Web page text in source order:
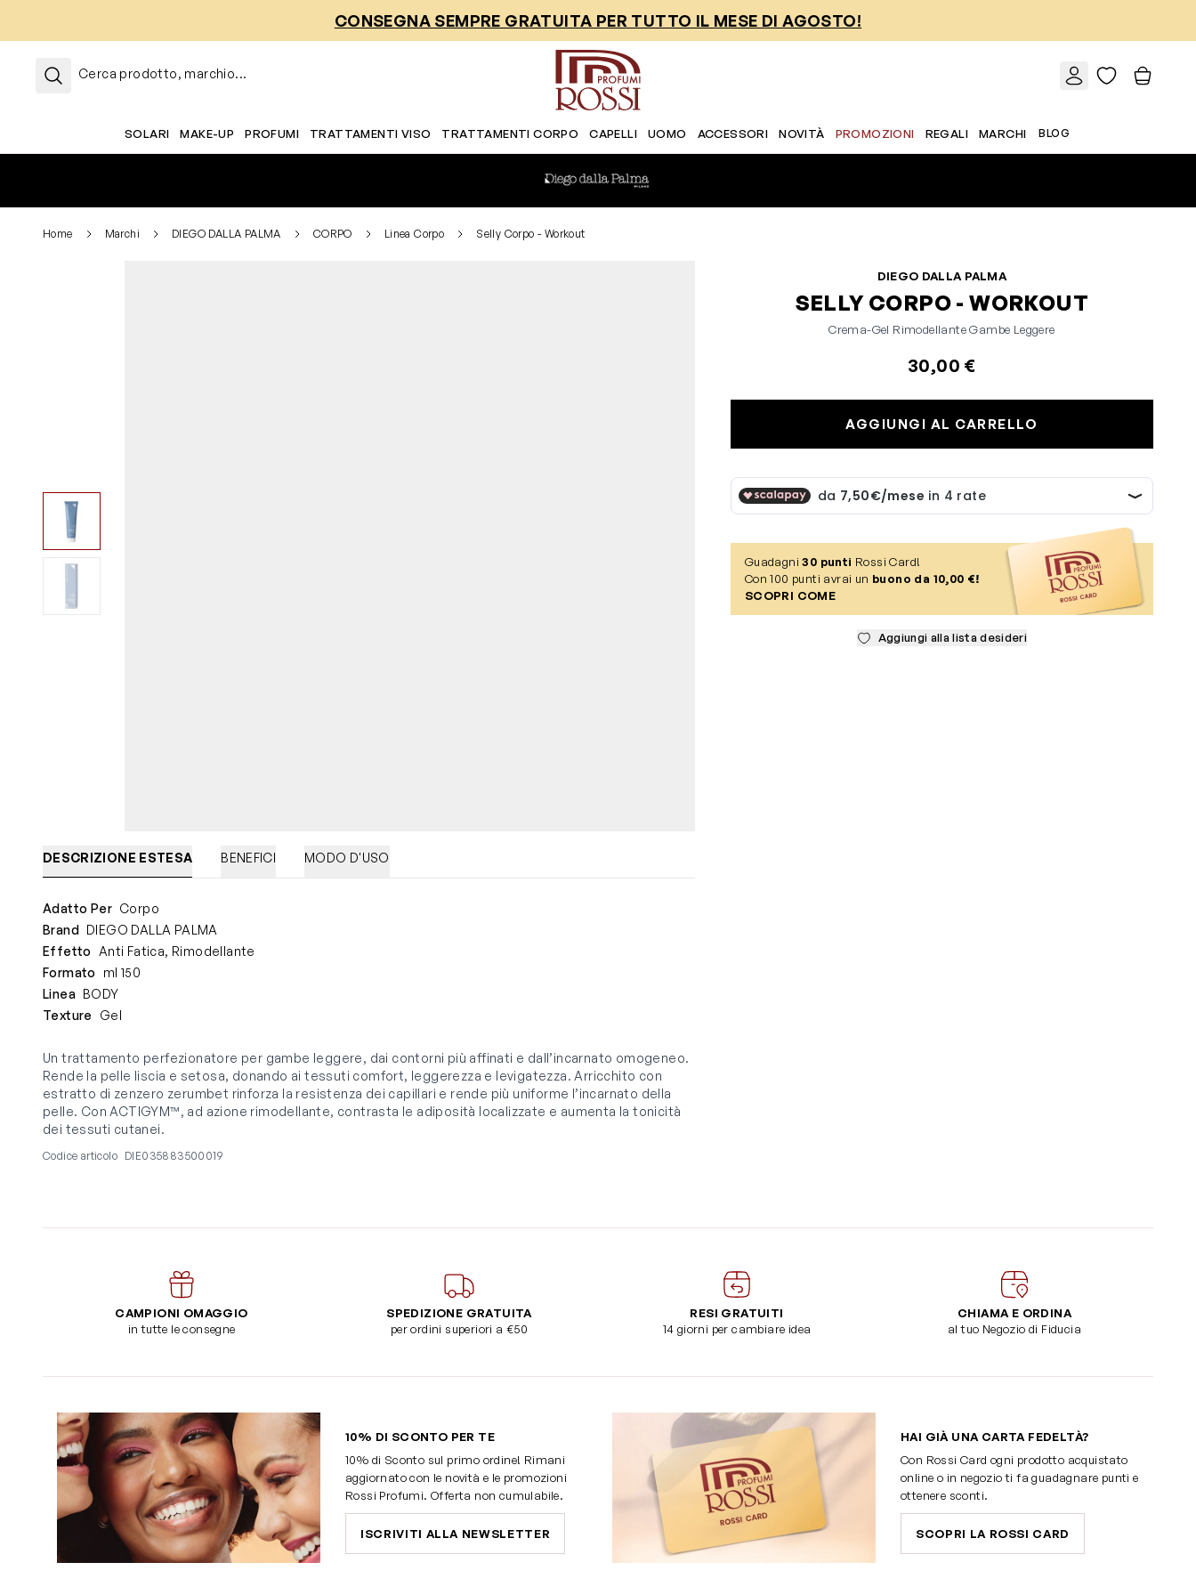
CONSEGNA SEMPRE GRATUITA PER TUTTO IL MESE DI AGOSTO!
Cerca prodotto, marchio...
SOLARI MAKE-UP PROFUMI TRATTAMENTI VISO TRATTAMENTI CORPO CAPELLI UOMO ACCESSORI NOVITÀ PROMOZIONI REGALI MARCHI BLOG
Home Marchi DIEGO DALLA PALMA CORPO Linea Corpo Selly Corpo - Workout
DIEGO DALLA PALMA
SELLY CORPO - WORKOUT
Crema-Gel Rimodellante Gambe Leggere
30,00 €
AGGIUNGI AL CARRELLO
Guadagni30 punti Rossi Card!
Con 100 punti avrai un buono da 10,00 €!
SCOPRI COME
Aggiungi alla lista desideri
View larger image
View larger image
DESCRIZIONE ESTESA BENEFICI MODO D'USO
Adatto Per Corpo
Brand DIEGO DALLA PALMA
Effetto Anti Fatica, Rimodellante
Formato
ml 150
Linea BODY
Texture
Gel
Un trattamento perfezionatore per gambe leggere, dai contorni più affinati e dall’incarnato omogeneo.
Rende la pelle liscia e setosa, donando ai tessuti comfort, leggerezza e levigatezza. Arricchito con
estratto di zenzero zerumbet rinforza la resistenza dei capillari e rende più uniforme l’incarnato della
pelle. Con ACTIGYM™, ad azione rimodellante, contrasta le adiposità localizzate e aumenta la tonicità
dei tessuti cutanei.
Codice articolo DIE035883500019
CAMPIONI OMAGGIO
in tutte le consegne
SPEDIZIONE GRATUITA
per ordini superiori a €50
RESI GRATUITI
14 giorni per cambiare idea
CHIAMA E ORDINA
al tuo Negozio di Fiducia
10% DI SCONTO PER TE
10% di Sconto sul primo ordine! Rimani
aggiornato con le novità e le promozioni
Rossi Profumi. Offerta non cumulabile.
ISCRIVITI ALLA NEWSLETTER
HAI GIÀ UNA CARTA FEDELTÀ?
Con Rossi Card ogni prodotto acquistato
online o in negozio ti fa guadagnare punti e
ottenere sconti.
SCOPRI LA ROSSI CARD